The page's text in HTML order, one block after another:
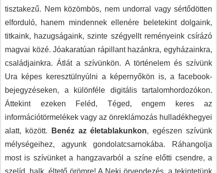
tisztakezű. Nem közömbös, nem undorral vagy sértődötten
elforduló, hanem mindennek ellenére beletekint dolgaink,
titkaink, hazugságaink, szinte szégyellt reményeink csírázó
magvai közé. Jóakaratúan rápillant hazánkra, egyházainkra,
családjainkra. Átlát a szívünkön. A történelem és szívünk
Ura képes keresztülnyúlni a képernyőkön is, a facebook-
bejegyzéseken, a különféle digitális tartalomhordozókon.
Áttekint ezeken Feléd, Téged, engem keres az
információtörmelékek vagy az önreklámozás hulladékhegyei
alatt, között.
Benéz az életablakunkon, egészen szívünk
mélységeihez, agyunk gondolatcsarnokába. Ráhangolja
most is szívünket a hangzavarból a színe előtti csendre, a
szelíd, halk, éltető örömre! A Neki örvendezés, a tekintetünk